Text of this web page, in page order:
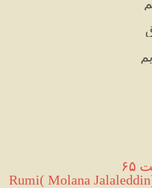
Rumi( Molana